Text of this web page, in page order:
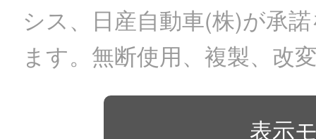
シス、日産自動車(株)が承
ます。無断使用、複製、改
表示